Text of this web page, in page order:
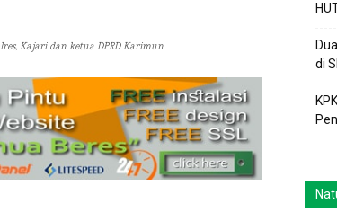
Kajari dan ketua DPRD Karimun
di